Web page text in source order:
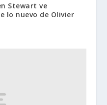
Stewart ve
lo nuevo de Olivier